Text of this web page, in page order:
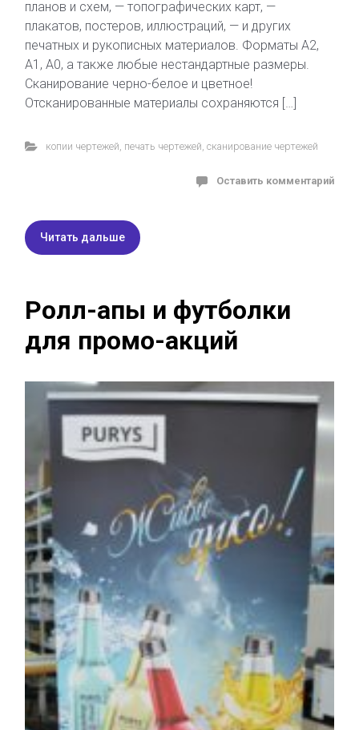
планов и схем, — топографических карт, —
плакатов, постеров, иллюстраций, — и других
печатных и рукописных материалов. Форматы А2,
А1, А0, а также любые нестандартные размеры.
Сканирование черно-белое и цветное!
Отсканированные материалы сохраняются […]
копии чертежей печать чертежей сканирование чертежей
Оставить комментарий
Читать дальше
Ролл-апы и футболки
для промо-акций